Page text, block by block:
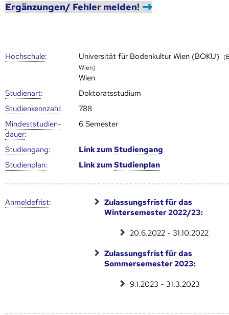
Ergänzungen/ Fehler melden!
Hoch­schule: Universität für Bodenkultur Wien (BOKU)
Wien)
Wien
Studienart:
Doktoratsstudium
Studien­kenn­zahl:
788
Mindest­studien­
dauer:
6 Semester
Studien­gang: Link zumStudien­gang
Studien­plan: Link zumStudien­plan
Anmelde­frist:
Zulassungsfrist für das
Wintersemester 2022/23:
20.6.2022 - 31.10.2022
Zulassungsfrist für das
Sommersemester 2023:
9.1.2023 - 31.3.2023